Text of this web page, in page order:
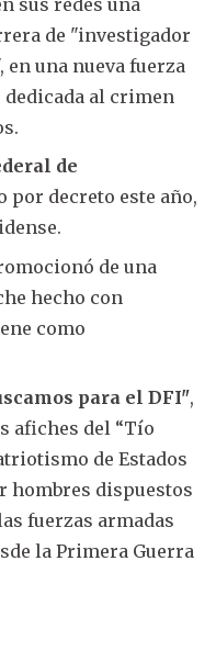
sus redes una
de "investigador
una nueva fuerza
dedicada al crimen
de
por decreto este año,
de una
hecho con
como
para el DFI",
afiches del “Tío
de Estados
hombres dispuestos
fuerzas armadas
la Primera Guerra